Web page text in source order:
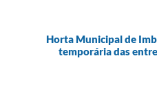
Horta Municipal de
temporária das